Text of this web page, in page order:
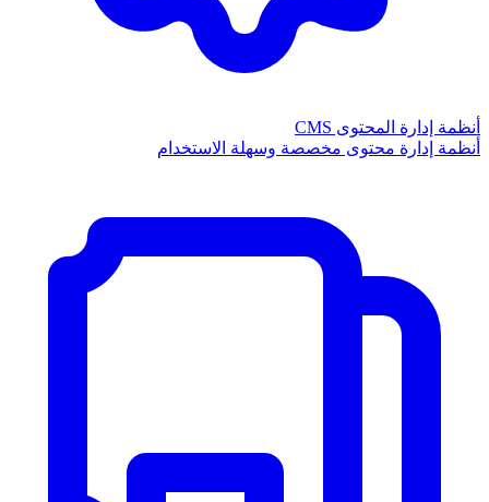
أنظمة إدارة المحتوى CMS
أنظمة إدارة محتوى مخصصة وسهلة الاستخدام